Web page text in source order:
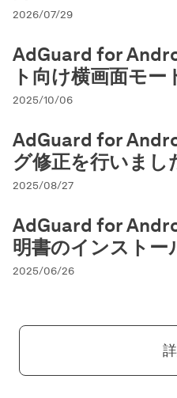
2026/07/29
AdGuard for
ト向け横画面モ
2025/10/06
AdGuard for
グ修正を行いまし
2025/08/27
AdGuard for
明書のインストー
2025/06/26